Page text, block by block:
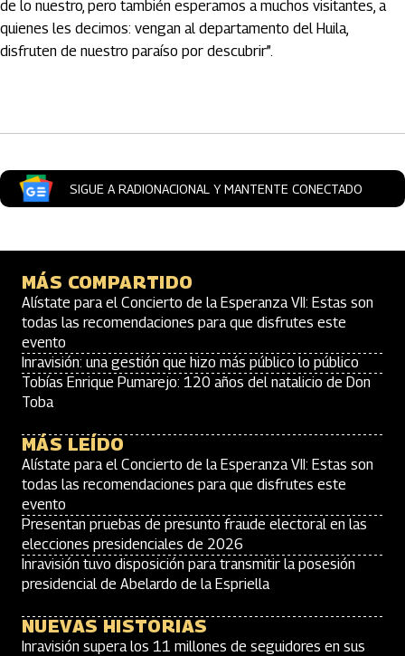
de lo nuestro, pero también esperamos a muchos visitantes, a
quienes les decimos: vengan al departamento del Huila,
disfruten de nuestro paraíso por descubrir”.
SIGUE A RADIONACIONAL Y MANTENTE CONECTADO
MÁS COMPARTIDO
Alístate para el Concierto de la Esperanza VII: Estas son
todas las recomendaciones para que disfrutes este
evento
Inravisión: una gestión que hizo más público lo público
Tobías Enrique Pumarejo: 120 años del natalicio de Don
Toba
MÁS LEÍDO
Alístate para el Concierto de la Esperanza VII: Estas son
todas las recomendaciones para que disfrutes este
evento
Presentan pruebas de presunto fraude electoral en las
elecciones presidenciales de 2026
Inravisión tuvo disposición para transmitir la posesión
presidencial de Abelardo de la Espriella
NUEVAS HISTORIAS
Inravisión supera los 11 millones de seguidores en sus